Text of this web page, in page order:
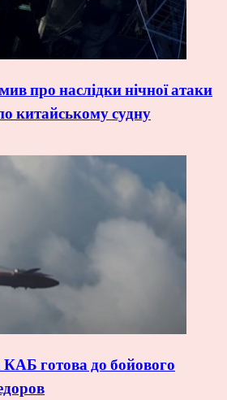
про наслідки нічної атаки
китайському судну
готова до бойового